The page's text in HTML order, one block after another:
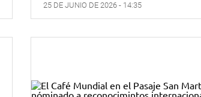
25 DE JUNIO DE 2026 - 14:35